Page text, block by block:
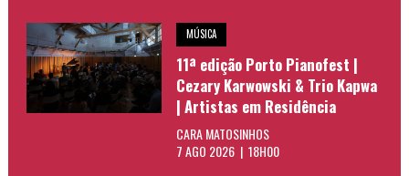
MÚSICA
11ª edição Porto Pianofest |
Cezary Karwowski & Trio Kapwa
| Artistas em Residência
CARA MATOSINHOS
7 AGO 2026 | 18H00